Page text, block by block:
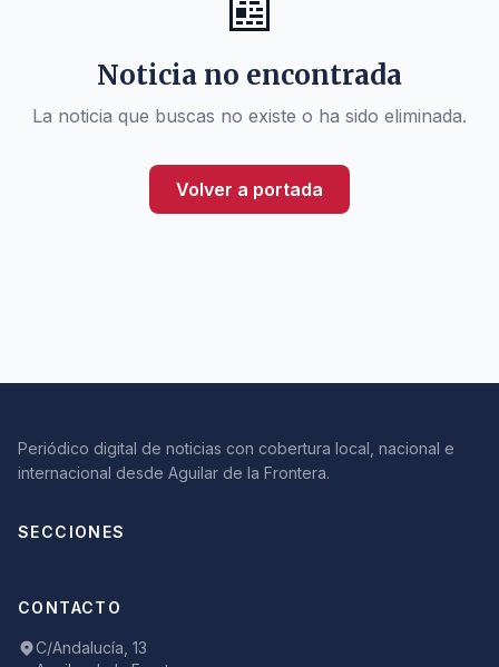
Noticia no encontrada
La noticia que buscas no existe o ha sido eliminada.
Volver a portada
Periódico digital de noticias con cobertura local, nacional e
internacional desde Aguilar de la Frontera.
SECCIONES
CONTACTO
C/Andalucía, 13